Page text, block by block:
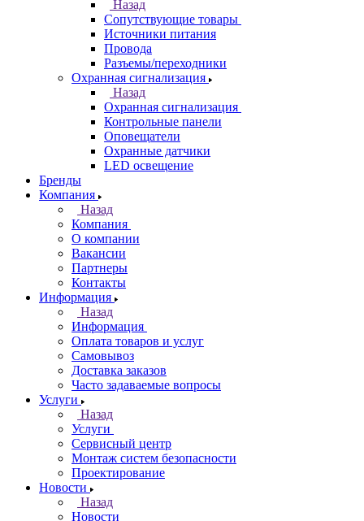
Назад
Сопутствующие товары
Источники питания
Провода
Разъемы/переходники
Охранная сигнализация
Назад
Охранная сигнализация
Контрольные панели
Оповещатели
Охранные датчики
LED освещение
Бренды
Компания
Назад
Компания
О компании
Вакансии
Партнеры
Контакты
Информация
Назад
Информация
Оплата товаров и услуг
Самовывоз
Доставка заказов
Часто задаваемые вопросы
Услуги
Назад
Услуги
Сервисный центр
Монтаж систем безопасности
Проектирование
Новости
Назад
Новости